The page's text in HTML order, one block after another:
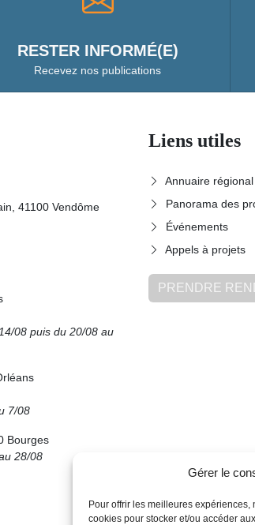
Gérer le
Pour offrir les meilleures
cookies pour stocker et/ou accéder
RESTER INFORMÉ(E)
Recevez nos publications
41100 Vendôme
08 puis du 20/08 au
7/08
Bourges
28/08
Liens utiles
Annuaire régional
Panorama des
Événements
Appels à projets
PRENDRE